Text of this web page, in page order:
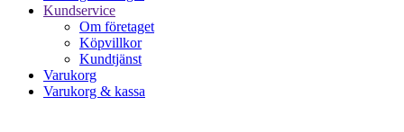
Kundservice
Om företaget
Köpvillkor
Kundtjänst
Varukorg
Varukorg & kassa